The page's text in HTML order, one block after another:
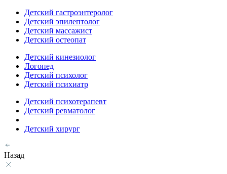
Детский гастроэнтеролог
Детский эпилептолог
Детский массажист
Детский остеопат
Детский кинезиолог
Логопед
Детский психолог
Детский психиатр
Детский психотерапевт
Детский ревматолог
Детский хирург
Назад